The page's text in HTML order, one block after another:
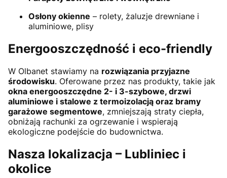
Osłony okienne – rolety, żaluzje drewniane i
aluminiowe, plisy
Energooszczędność i eco-friendly
W Olbanet stawiamy na rozwiązania przyjazne
środowisku. Oferowane przez nas produkty, takie jak
okna energooszczędne 2- i 3-szybowe, drzwi
aluminiowe i stalowe z termoizolacją oraz bramy
garażowe segmentowe, zmniejszają straty ciepła,
obniżają rachunki za ogrzewanie i wspierają
ekologiczne podejście do budownictwa.
Nasza lokalizacja – Lubliniec i
okolice